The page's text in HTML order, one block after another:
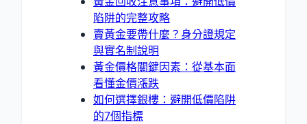
陷阱的完整攻略
賣黃金要帶什麼？身分證規定
與實名制說明
黃金價格關鍵因素：從基本面
看懂金價漲跌
如何選擇銀樓：避開低價陷阱
的7個指標